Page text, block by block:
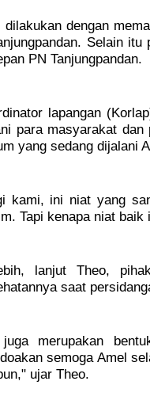
dilakukan dengan
Selain
PN Tanjungpandan.
lapangan
para masyarakat
yang sedang dijalani
kami, ini niat yang
Tapi kenapa niat
lanjut Theo,
saat
merupakan
semoga Amel
ujar Theo.